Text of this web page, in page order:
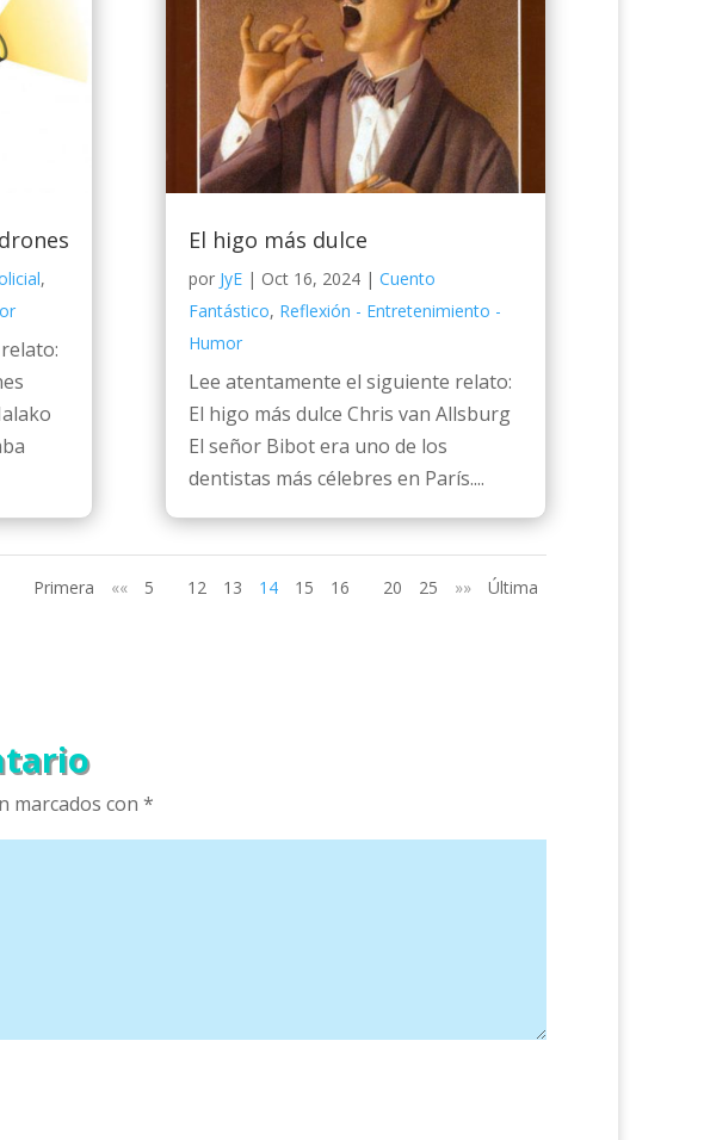
,
El higo más dulce
por JyE| Oct 16, 2024| Cuento
Fantástico, Reflexión - Entretenimiento -
Humor
Lee atentamente el siguiente relato:
El higo más dulce Chris van Allsburg
El señor Bibot era uno de los
dentistas más célebres en París....
Primera «« 5 12 13 14 15 16 20 25 »» Última
marcados con *